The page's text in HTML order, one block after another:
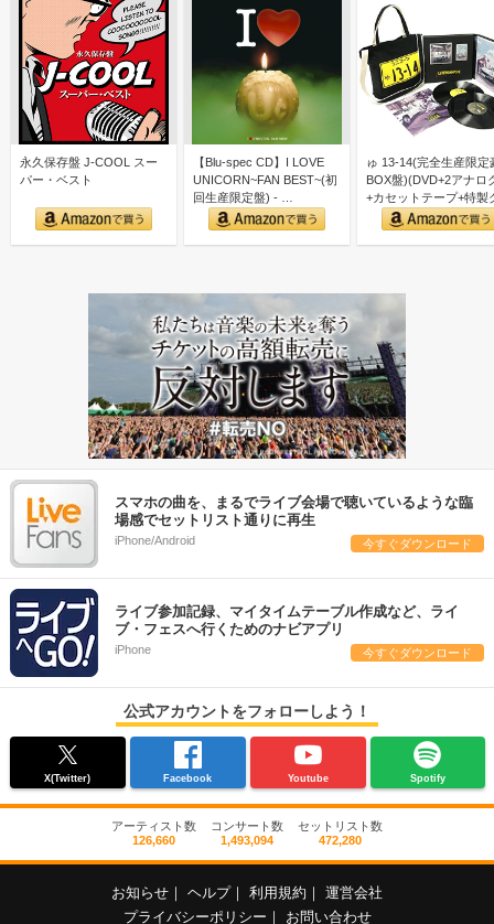
永久保存盤 J-COOL スー
パー・ベスト
【Blu-spec CD】I LOVE
UNICORN~FAN BEST~(初
回生産限定盤) - …
ゅ 13-14(完全生産限定
BOX盤)(DVD+2アナロ
+カセットテープ+特製
ズ付)
スマホの曲を、まるでライブ会場で聴いているような臨
場感でセットリスト通りに再生
iPhone/Android 今すぐダウンロード
ライブ参加記録、マイタイムテーブル作成など、ライ
ブ・フェスへ行くためのナビアプリ
iPhone 今すぐダウンロード
公式アカウントをフォローしよう！
X(Twitter) Facebook Youtube Spotify
アーティスト数
126,660
コンサート数
1,493,094
セットリスト数
472,280
お知らせ ヘルプ 利用規約
運営会社
プライバシーポリシー
お問い合わせ